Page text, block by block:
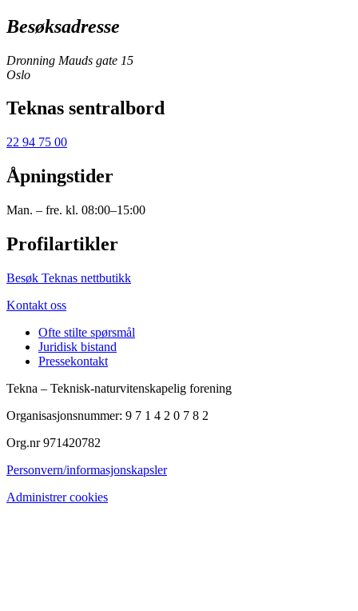
Besøksadresse
Dronning Mauds gate 15
Oslo
Teknas sentralbord
22 94 75 00
Åpningstider
Man. – fre. kl. 08:00–15:00
Profilartikler
Besøk Teknas nettbutikk
Kontakt oss
Ofte stilte spørsmål
Juridisk bistand
Pressekontakt
Tekna – Teknisk-naturvitenskapelig forening
Organisasjonsnummer: 9 7 1 4 2 0 7 8 2
Org.nr 971420782
Personvern/informasjonskapsler
Administrer cookies